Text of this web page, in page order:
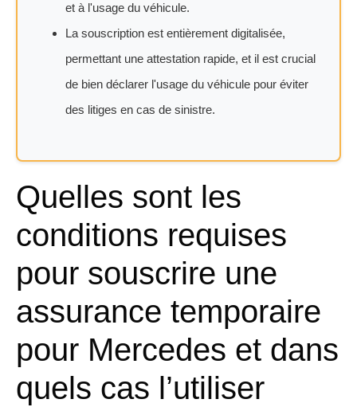
et à l'usage du véhicule.
La souscription est entièrement digitalisée,
permettant une attestation rapide, et il est crucial
de bien déclarer l'usage du véhicule pour éviter
des litiges en cas de sinistre.
Quelles sont les
conditions requises
pour souscrire une
assurance temporaire
pour Mercedes et dans
quels cas l’utiliser